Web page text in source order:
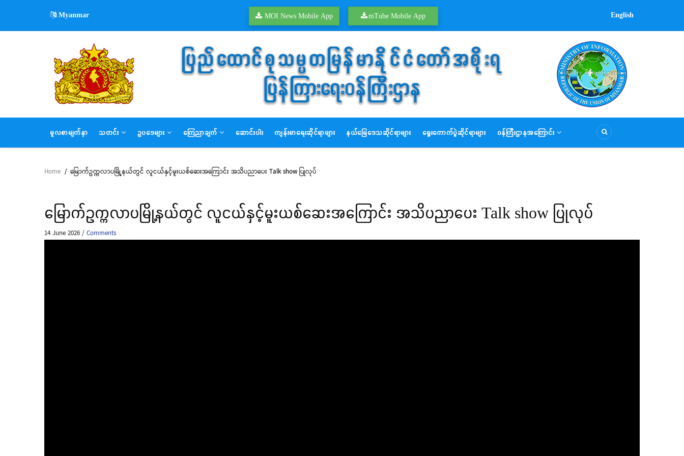
main
Myanmar MOI News Mobile App mTube Mobile App English
MAIN
NAVIGATION
မူလစာမျက်နှာ သတင်း ဥပဒေများ ကြေညာချက် ဆောင်းပါး ကျန်းမာရေးဆိုင်ရာများ နယ်မြေဒေသဆိုင်ရာများ ရွေးကောက်ပွဲဆိုင်ရာများ ဝန်ကြီးဌာနအကြောင်း
Breadcrumb
Home / မြောက်ဥက္ကလာပမြို့နယ်တွင် လူငယ်နှင့်မူးယစ်ဆေးအကြောင်း အသိပညာပေး Talk show ပြုလုပ်
မြောက်ဥက္ကလာပမြို့နယ်တွင် လူငယ်နှင့်မူးယစ်ဆေးအကြောင်း အသိပညာပေး Talk show ပြုလုပ်
14 June 2026/Comments